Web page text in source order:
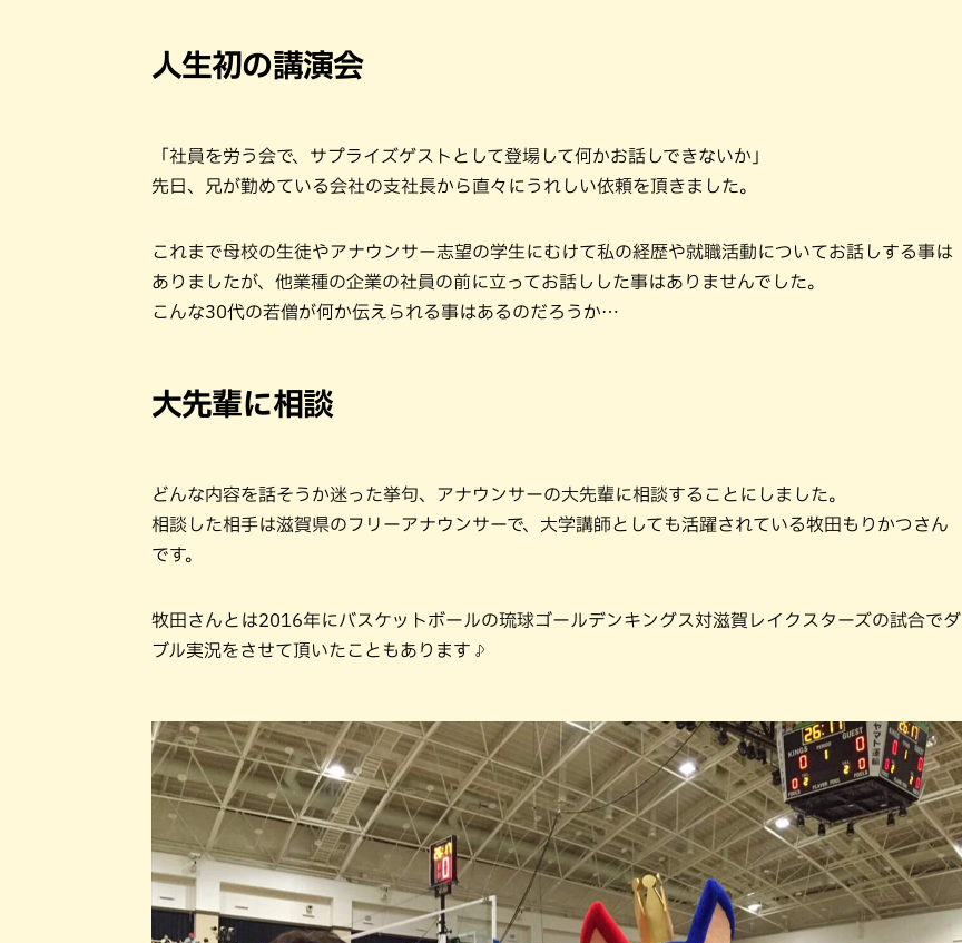
人生初の講演会
「社員を労う会で、サプライズゲストとして登場して何かお話しできないか」
先日、兄が勤めている会社の支社長から直々にうれしい依頼を頂きました。
これまで母校の生徒やアナウンサー志望の学生にむけて私の経歴や就職活動についてお話しする事は
ありましたが、他業種の企業の社員の前に立ってお話しした事はありませんでした。
こんな30代の若僧が何か伝えられる事はあるのだろうか…
大先輩に相談
どんな内容を話そうか迷った挙句、アナウンサーの大先輩に相談することにしました。
相談した相手は滋賀県のフリーアナウンサーで、大学講師としても活躍されている牧田もりかつさん
です。
牧田さんとは2016年にバスケットボールの琉球ゴールデンキングス対滋賀レイクスターズの試合でダ
ブル実況をさせて頂いたこともあります♪